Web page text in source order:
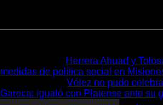
Herrera Ahuad y
medidas de política social en
Vélez no pudo
Gareca: igualó con Platense ante su